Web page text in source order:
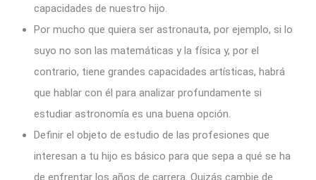
capacidades de nuestro hijo.
Por mucho que quiera ser astronauta, por ejemplo, si lo
suyo no son las matemáticas y la física y, por el
contrario, tiene grandes capacidades artísticas, habrá
que hablar con él para analizar profundamente si
estudiar astronomía es una buena opción.
Definir el objeto de estudio de las profesiones que
interesan a tu hijo es básico para que sepa a qué se ha
de enfrentar los años de carrera. Quizás cambie de